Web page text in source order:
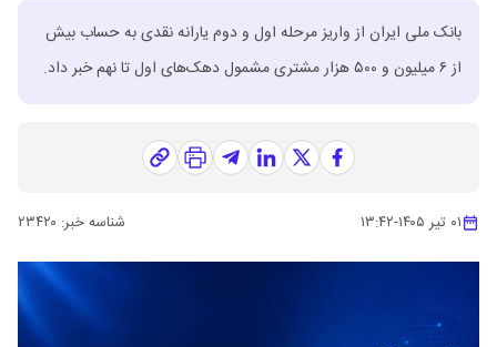
بانک ملی ایران از واریز مرحله اول و دوم یارانه نقدی به حساب بیش
از ۶ میلیون و ۵۰۰ هزار مشتری مشمول دهک‌های اول تا نهم خبر داد.
۰۱ تیر ۱۴۰۵ -۱۳:۴۲ شناسه خبر: ۲۳۴۲۰